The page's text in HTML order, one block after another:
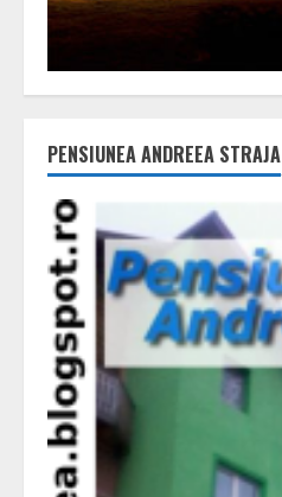
PENSIUNEA ANDREEA STRAJA